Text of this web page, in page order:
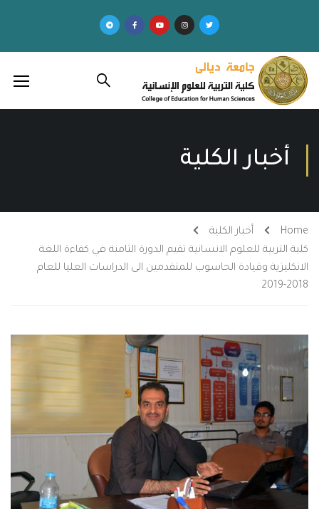
أخبار الكلية
Home
أخبار الكلية
كلية التربية للعلوم الانسانية تقيم الدورة الثامنة في كفاءة اللغة
الانكليزية وقيادة الحاسوب للمتقدمين الى الدراسات العليا للعام
2018-2019